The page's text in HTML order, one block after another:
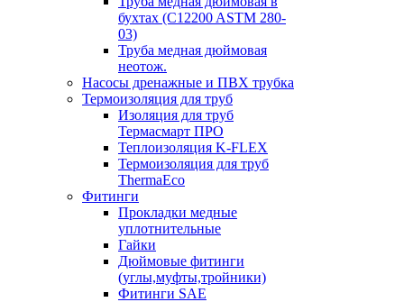
бухтах (C12200 ASTM 280-
03)
Труба медная дюймовая
неотож.
Насосы дренажные и ПВХ трубка
Термоизоляция для труб
Изоляция для труб
Термасмарт ПРО
Теплоизоляция K-FLEX
Термоизоляция для труб
ThermaEco
Фитинги
Прокладки медные
уплотнительные
Гайки
Дюймовые фитинги
(углы,муфты,тройники)
Фитинги SAE